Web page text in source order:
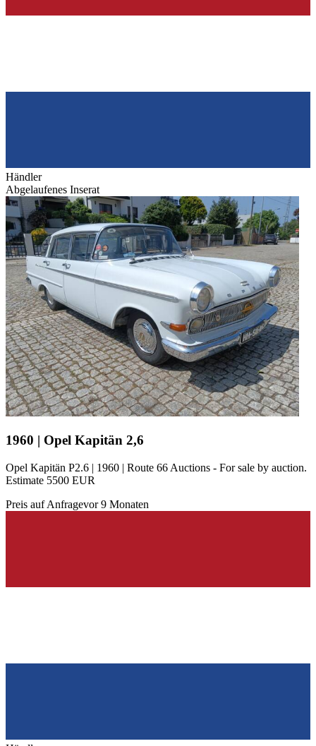
Händler
Abgelaufenes Inserat
1960 | Opel Kapitän 2,6
Opel Kapitän P2.6 | 1960 | Route 66 Auctions - For sale by auction.
Estimate 5500 EUR
Preis auf Anfragevor 9 Monaten